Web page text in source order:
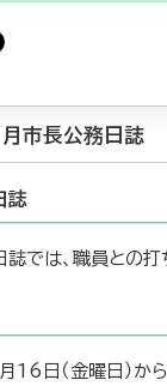
市長公務日誌
誌
では、職員との打
16日（金曜日）か